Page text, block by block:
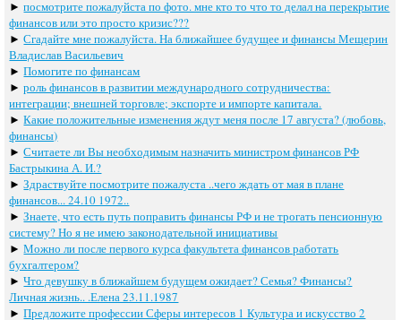
►посмотрите пожалуйста по фото. мне кто то что то делал на перекрытие
финансов или это просто кризис???
►Сгадайте мне пожалуйста. На ближайшее будущее и финансы Мещерин
Владислав Васильевич
►Помогите по финансам
►роль финансов в развитии международного сотрудничества:
интеграции; внешней торговле; экспорте и импорте капитала.
►Какие положительные изменения ждут меня после 17 августа? (любовь,
финансы)
►Считаете ли Вы необходимым назначить министром финансов РФ
Бастрыкина А. И.?
►Здраствуйте посмотрите пожалуста ..чего ждать от мая в плане
финансов... 24.10 1972..
►Знаете, что есть путь поправить финансы РФ и не трогать пенсионную
систему? Но я не имею законодательной инициативы
►Можно ли после первого курса факультета финансов работать
бухгалтером?
►Что девушку в ближайшем будущем ожидает? Семья? Финансы?
Личная жизнь.. .Елена 23.11.1987
►Предложите профессии Сферы интересов 1 Культура и искусство 2